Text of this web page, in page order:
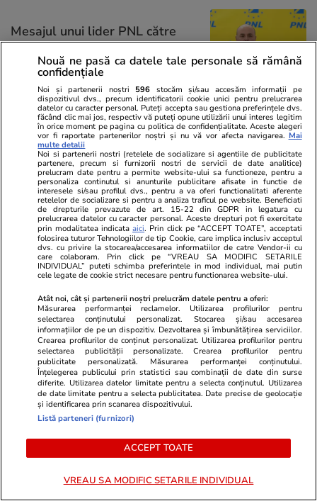
Mesajul unui lider PNL către
președintele Nicușor Dan,
înainte de consultările de luni:
„Nu ne cereți să salvăm PSD”
Analiză
Politică 10 iul.
Culisele războiului fratricid din
PNL. Liniile roșii care au fost
depășite: „Sunt decizii politice
unde nimeni nu are voie să
interfereze”
PARTENERI
Adevarul.ro Fanatik.ro
Nouă ne pasă ca datele tale personale să rămână
confidențiale
Noi și partenerii noștri 596 stocăm și/sau accesăm informații pe
dispozitivul dvs., precum identificatorii cookie unici pentru prelucrarea
datelor cu caracter personal. Puteți accepta sau gestiona preferințele dvs.
făcând clic mai jos, respectiv vă puteți opune utilizării unui interes legitim
în orice moment pe pagina cu politica de confidențialitate. Aceste alegeri
vor fi raportate partenerilor noștri și nu vă vor afecta navigarea. Mai
multe detalii
Noi si partenerii nostri (retelele de socializare si agentiile de publicitate
partenere, precum si furnizorii nostri de servicii de date analitice)
prelucram date pentru a permite website-ului sa functioneze, pentru a
personaliza continutul si anunturile publicitare afisate in functie de
interesele si/sau profilul dvs., pentru a va oferi functionalitati aferente
retelelor de socializare si pentru a analiza traficul pe website. Beneficiati
de drepturile prevazute de art. 15-22 din GDPR in legatura cu
prelucrarea datelor cu caracter personal. Aceste drepturi pot fi exercitate
prin modalitatea indicataaici. Prin click pe “ACCEPT TOATE”, acceptati
folosirea tuturor Tehnologiilor de tip Cookie, care implica inclusiv acceptul
dvs. cu privire la stocarea/accesarea informatiilor de catre Vendor-ii cu
care colaboram. Prin click pe “VREAU SA MODIFIC SETARILE
INDIVIDUAL” puteti schimba preferintele in mod individual, mai putin
cele legate de cookie strict necesare pentru functionarea website-ului.
Atât noi, cât și partenerii noștri prelucrăm datele pentru a oferi:
Măsurarea performanței reclamelor. Utilizarea profilurilor pentru
selectarea conținutului personalizat. Stocarea și/sau accesarea
informațiilor de pe un dispozitiv. Dezvoltarea și îmbunătățirea serviciilor.
Crearea profilurilor de conținut personalizat. Utilizarea profilurilor pentru
selectarea publicității personalizate. Crearea profilurilor pentru
publicitate personalizată. Măsurarea performanței conținutului.
Înțelegerea publicului prin statistici sau combinații de date din surse
diferite. Utilizarea datelor limitate pentru a selecta conținutul. Utilizarea
de date limitate pentru a selecta publicitatea. Date precise de geolocație
și identificarea prin scanarea dispozitivului.
Listă parteneri (furnizori)
ACCEPT TOATE
VREAU SA MODIFIC SETARILE INDIVIDUAL